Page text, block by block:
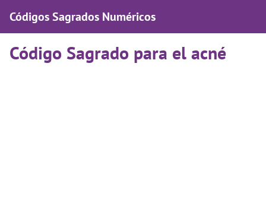
Códigos Sagrados Numéricos
Código Sagrado para el acné